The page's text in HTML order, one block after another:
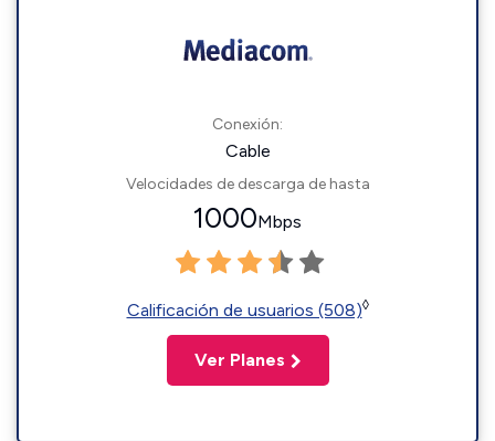
Conexión:
Cable
Velocidades de descarga de hasta
1000Mbps
Calificación de usuarios (508)◊
Ver Planes